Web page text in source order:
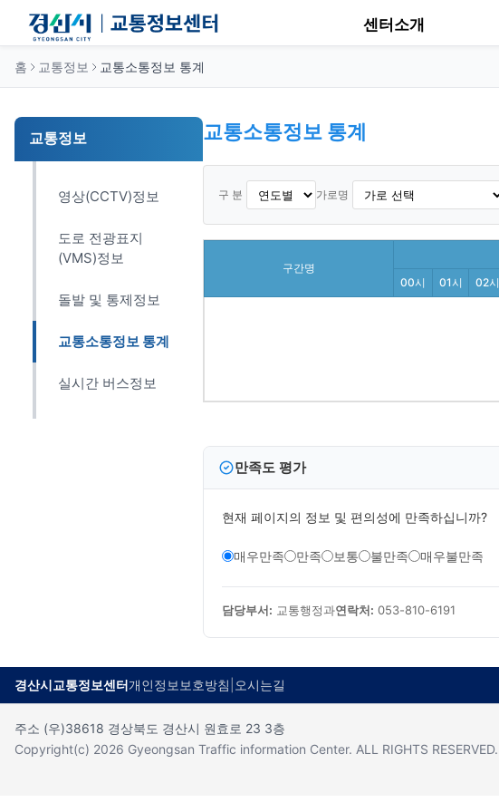
센터소개
홈 교통정보 교통소통정보 통계
교통정보
영상(CCTV)정보
도로 전광표지
(VMS)정보
돌발 및 통제정보
교통소통정보 통계
실시간 버스정보
교통소통정보 통계
구 분 가로명
구간명
00시 01시 02시
만족도 평가
현재 페이지의 정보 및 편의성에 만족하십니까?
매우만족 만족 보통 불만족 매우불만족
담당부서: 교통행정과연락처: 053-810-6191
경산시교통정보센터개인정보보호방침 오시는길
주소 (우)38618 경상북도 경산시 원효로 23 3층
Copyright(c) 2026 Gyeongsan Traffic information Center. ALL RIGHTS RESERVED.